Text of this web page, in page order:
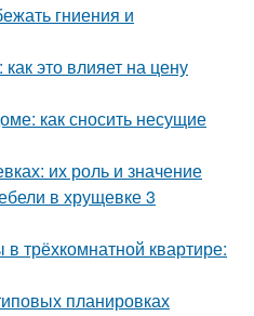
гниения и
это влияет на цену
как сносить несущие
их роль и значение
в хрущевке 3
трёхкомнатной квартире:
планировках